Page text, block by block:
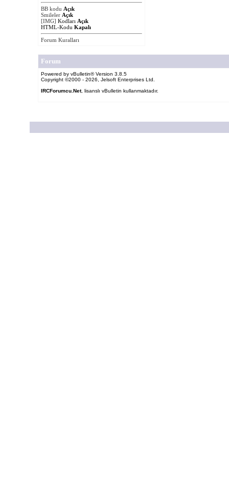
BB kodu Açık
Smileler Açık
[IMG] Kodları Açık
HTML-Kodu Kapalı
Forum Kuralları
Forum
Powered by vBulletin® Version 3.8.5
Copyright ©2000 - 2026, Jelsoft Enterprises Ltd.
IRCForumcu.Net, lisanslı vBulletin kullanmaktadır.